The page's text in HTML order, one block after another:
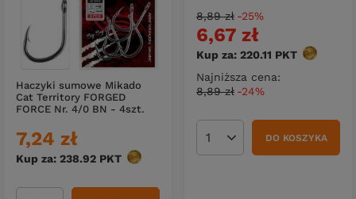
Haczyki sumowe Mikado
Cat Territory FORGED
FORCE Nr. 4/0 BN - 4szt.
7,24 zł
Kup za: 238.92 PKT punktów
6,67 zł
Kup za: 220.11 PKT punktów
Najniższa cena:
8,89 zł -24%
8,89 zł -25%
Ilość produktówDO KOSZYKA